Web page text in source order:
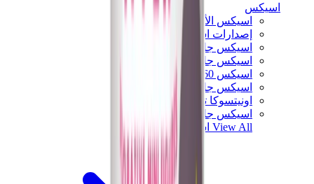
اسيكس
اسيكس الأكثر مبيعاً
إصدارات اسيكس الجديدة
اسيكس جل-كايانو
اسيكس جل-NYC
اسيكس GT-2160
اسيكس جل-1130
اونيتسوكا تايغر مكسيكو 66
اسيكس جل-نيمبوس
View All اسيكس